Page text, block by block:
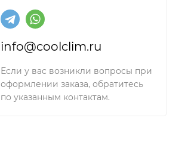
info@coolclim.ru
Если у вас возникли вопросы при
оформлении заказа, обратитесь
по указанным контактам.